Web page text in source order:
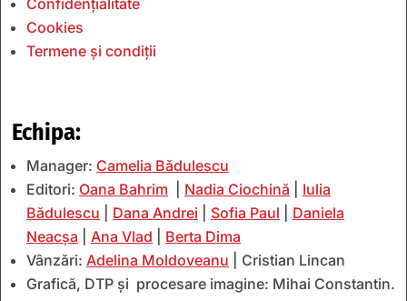
Confidențialitate
Cookies
Termene și condiții
Echipa:
Manager: Camelia Bădulescu
Editori: Oana Bahrim Nadia Ciochină
Iulia
Bădulescu
Dana Andrei Sofia Paul
Daniela
Neacșa
Ana Vlad
Berta Dima
Vânzări: Adelina Moldoveanu | Cristian Lincan
Grafică, DTP și procesare imagine: Mihai Constantin.